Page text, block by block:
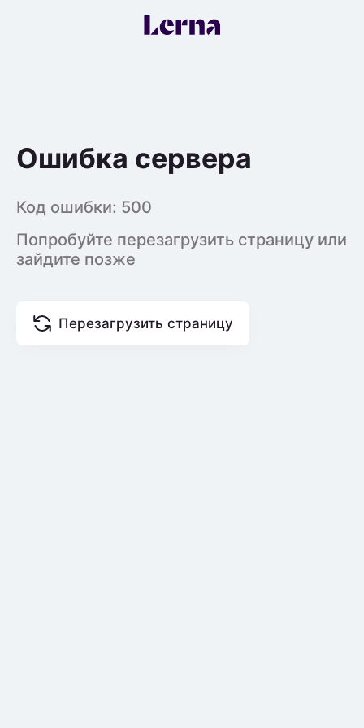
Ошибка сервера
Код ошибки: 500
Попробуйте перезагрузить страницу или
зайдите позже
Перезагрузить страницу